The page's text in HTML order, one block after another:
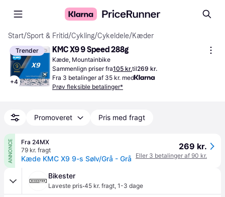
Start/Sport & Fritid/Cykling/Cykeldele/Kæder
Trender
+4
KMC X9 9 Speed 288g
Kæde, Mountainbike
Sammenlign priser fra105 kr.til269 kr.
Fra 3 betalinger af 35 kr. med
Prøv fleksible betalinger*
Promoveret Pris med fragt
ANNONCE
Fra 24MX
79 kr. fragt
Kæde KMC X9 9-s Sølv/Grå - Grå
269 kr.
Eller 3 betalinger af 90 kr.
Bikester
Laveste pris·45 kr. fragt, 1-3 dage